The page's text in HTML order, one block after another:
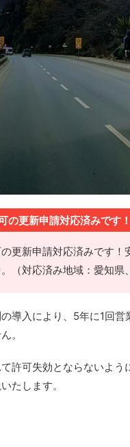
の更新申請対応済みです！
更新申請対応済みです
（対応済み地域：愛知県
導入により、5年に1回
。
許可失効とならないよ
たします。